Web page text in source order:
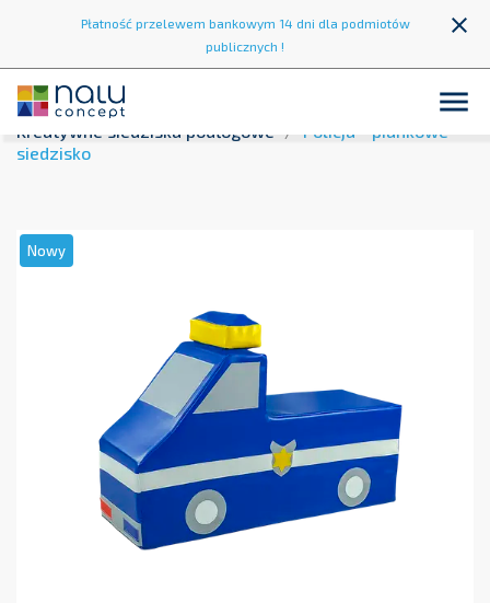
Płatność przelewem bankowym 14 dni dla podmiotów
publicznych !
close

Strona główna
Kreatywne siedziska podłogowe
Policja - piankowe
siedzisko
Nowy